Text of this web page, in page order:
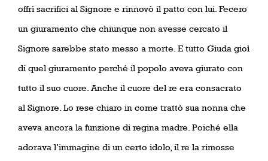
offrì sacrifici al Signore e rinnovò il patto con lui. Fecero
un giuramento che chiunque non avesse cercato il
Signore sarebbe stato messo a morte. E tutto Giuda gioì
di quel giuramento perché il popolo aveva giurato con
tutto il suo cuore. Anche il cuore del re era consacrato
al Signore. Lo rese chiaro in come trattò sua nonna che
aveva ancora la funzione di regina madre. Poiché ella
adorava l’immagine di un certo idolo, il re la rimosse